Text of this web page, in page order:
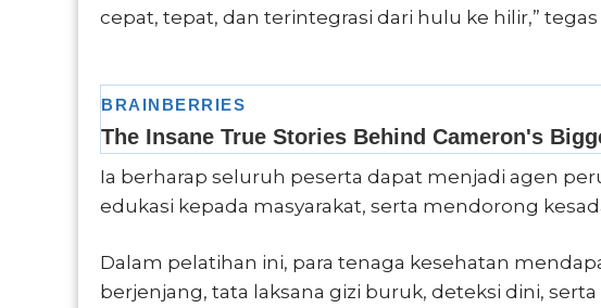
cepat, tepat, dan terintegrasi dari hulu ke hilir,” tegas
Ia berharap seluruh peserta dapat menjadi agen
edukasi kepada masyarakat, serta mendorong
Dalam pelatihan ini, para tenaga kesehatan
berjenjang, tata laksana gizi buruk, deteksi dini,